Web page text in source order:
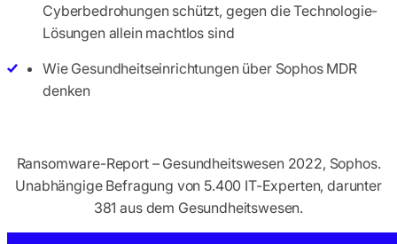
Cyberbedrohungen schützt, gegen die Technologie-
Lösungen allein machtlos sind
Wie Gesundheitseinrichtungen über Sophos MDR
denken
Ransomware-Report – Gesundheitswesen 2022, Sophos.
Unabhängige Befragung von 5.400 IT-Experten, darunter
381 aus dem Gesundheitswesen.